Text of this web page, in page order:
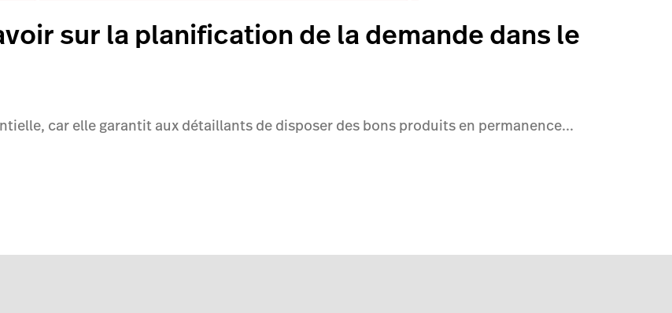
sur la planification de la demande dans le
car elle garantit aux détaillants de disposer des bons produits en permanence...